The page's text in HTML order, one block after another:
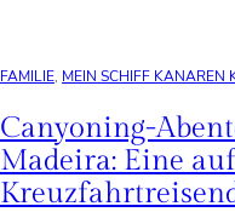
FAMILIE, MEIN SCHIFF KANAREN
Canyoning-
Madeira: Eine